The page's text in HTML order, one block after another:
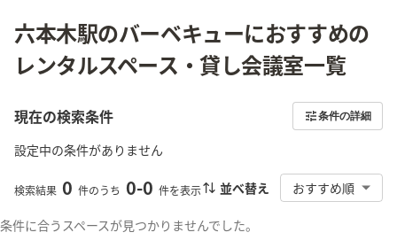
六本木駅のバーベキューにおすすめの
レンタルスペース・貸し会議室一覧
現在の検索条件 条件の詳細
設定中の条件がありません
検索結果 0 件のうち 0-0 件を表示 並べ替え おすすめ順
条件に合うスペースが見つかりませんでした。